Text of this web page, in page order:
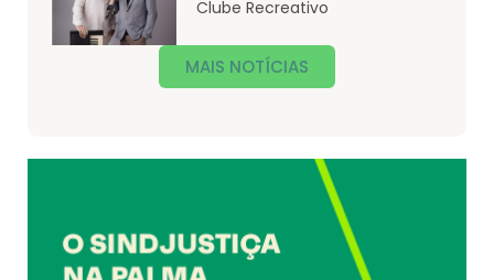
Clube Recreativo
MAIS NOTÍCIAS